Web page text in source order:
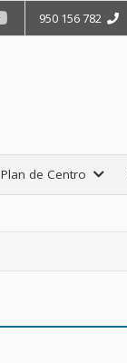
950 156 782
Plan de Centro